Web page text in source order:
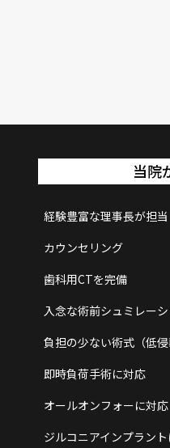
当院
経験豊富な理事長が担当
カウンセリング
歯科用CTを完備
入念な術前シュミレー
負担の少ない術式（低侵
即時負荷手術に対応
オールオンフォーに対応
ジルコニアインプラン